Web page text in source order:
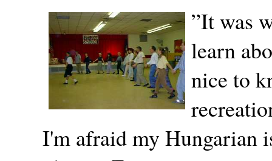
”It was
learn
nice to
I'm afraid my Hungarian